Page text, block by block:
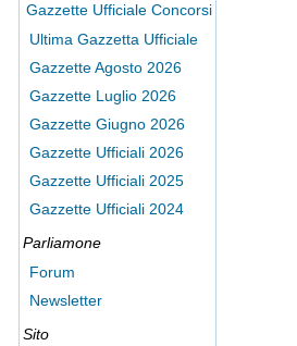
Gazzette Ufficiale Concorsi
Ultima Gazzetta Ufficiale
Gazzette Agosto 2026
Gazzette Luglio 2026
Gazzette Giugno 2026
Gazzette Ufficiali 2026
Gazzette Ufficiali 2025
Gazzette Ufficiali 2024
Parliamone
Forum
Newsletter
Sito